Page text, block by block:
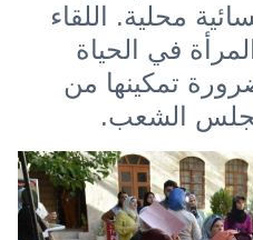
محلية. اللقاء
في الحياة
تمكينها من
الشعب.